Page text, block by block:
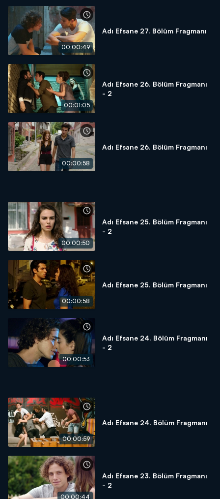
00:00:49
Adı Efsane 27. Bölüm Fragmanı
00:01:05
Adı Efsane 26. Bölüm Fragmanı
- 2
00:00:58
Adı Efsane 26. Bölüm Fragmanı
00:00:50
Adı Efsane 25. Bölüm Fragmanı
- 2
00:00:58
Adı Efsane 25. Bölüm Fragmanı
00:00:53
Adı Efsane 24. Bölüm Fragmanı
- 2
00:00:59
Adı Efsane 24. Bölüm Fragmanı
00:00:44
Adı Efsane 23. Bölüm Fragmanı
- 2